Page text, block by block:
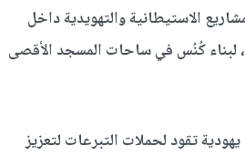
الاستيطانية والتهويدية داخل
لبناء كُنُس في ساحات المسجد الأقصى
تقود لحملات التبرعات لتعزيز